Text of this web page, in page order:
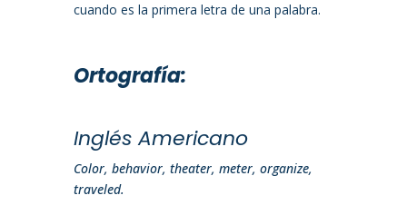
cuando es la primera letra de una palabra.
Ortografía:
Inglés Americano
Color, behavior, theater, meter, organize,
traveled.